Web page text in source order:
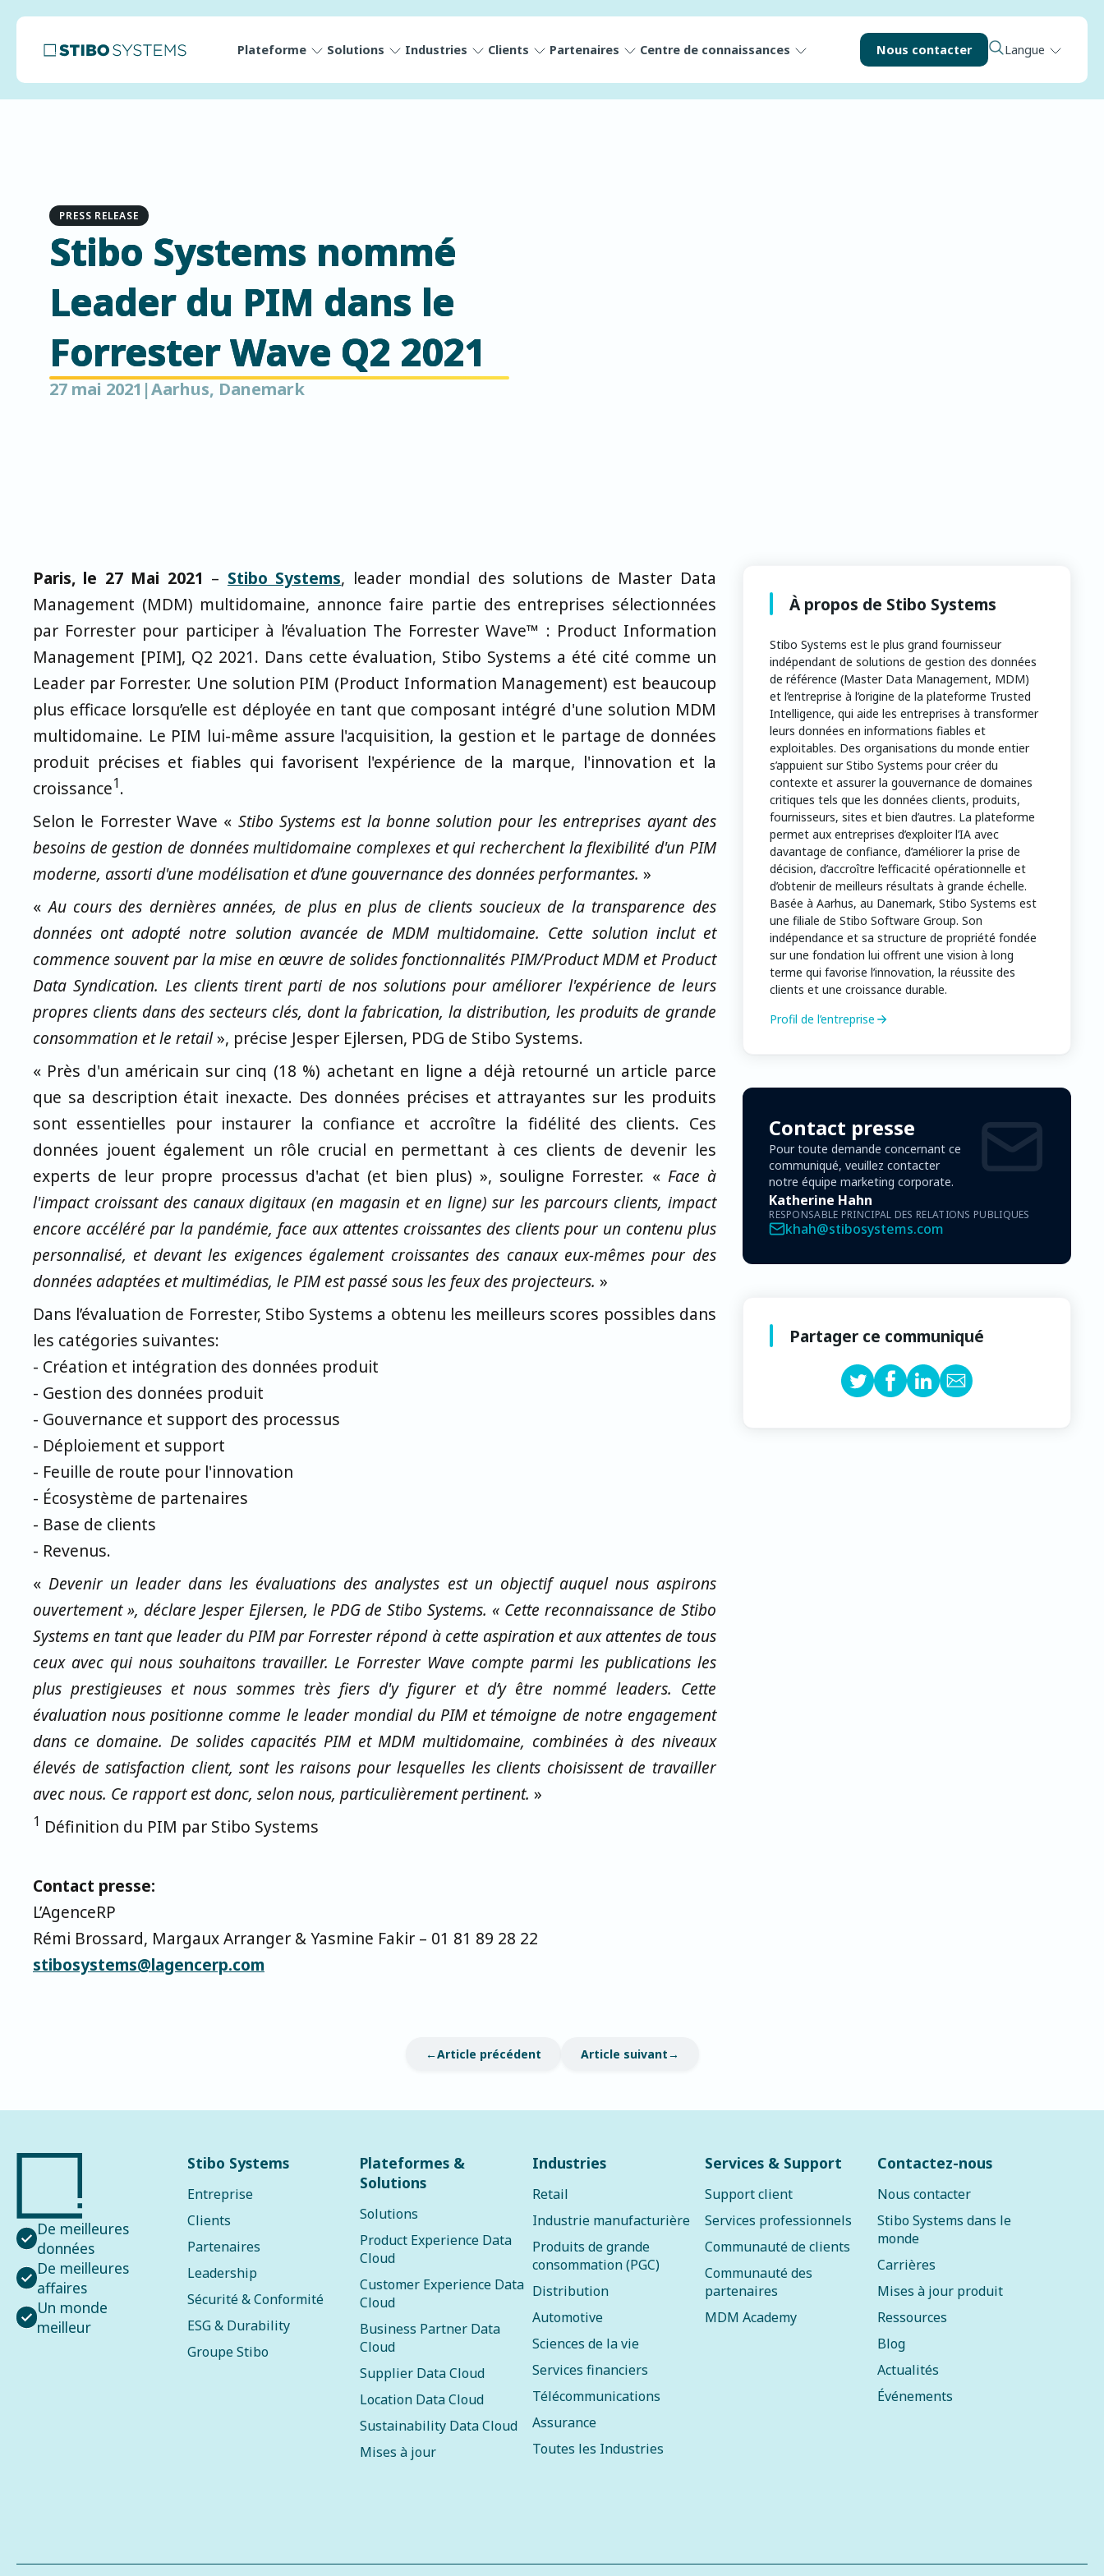
Plateforme Solutions Industries Clients Partenaires Centre de connaissances Nous contacter Langue
PRESS RELEASE
Stibo Systems nommé
Leader du PIM dans le
Forrester Wave Q2 2021
27 mai 2021 |Aarhus, Danemark
Paris, le 27 Mai 2021 – Stibo Systems, leader mondial des solutions de Master Data
Management (MDM) multidomaine, annonce faire partie des entreprises sélectionnées
par Forrester pour participer à l’évaluation The Forrester Wave™ : Product Information
Management [PIM], Q2 2021. Dans cette évaluation, Stibo Systems a été cité comme un
Leader par Forrester. Une solution PIM (Product Information Management) est beaucoup
plus efficace lorsqu’elle est déployée en tant que composant intégré d'une solution MDM
multidomaine. Le PIM lui-même assure l'acquisition, la gestion et le partage de données
produit précises et fiables qui favorisent l'expérience de la marque, l'innovation et la
croissance1.
Selon le Forrester Wave « Stibo Systems est la bonne solution pour les entreprises ayant des
besoins de gestion de données multidomaine complexes et qui recherchent la flexibilité d'un PIM
moderne, assorti d'une modélisation et d’une gouvernance des données performantes. »
«Au cours des dernières années, de plus en plus de clients soucieux de la transparence des
données ont adopté notre solution avancée de MDM multidomaine. Cette solution inclut et
commence souvent par la mise en œuvre de solides fonctionnalités PIM/Product MDM et Product
Data Syndication. Les clients tirent parti de nos solutions pour améliorer l'expérience de leurs
propres clients dans des secteurs clés, dont la fabrication, la distribution, les produits de grande
consommation et le retail», précise Jesper Ejlersen, PDG de Stibo Systems.
« Près d'un américain sur cinq (18 %) achetant en ligne a déjà retourné un article parce
que sa description était inexacte. Des données précises et attrayantes sur les produits
sont essentielles pour instaurer la confiance et accroître la fidélité des clients. Ces
données jouent également un rôle crucial en permettant à ces clients de devenir les
experts de leur propre processus d'achat (et bien plus) », souligne Forrester. « Face à
l'impact croissant des canaux digitaux (en magasin et en ligne) sur les parcours clients, impact
encore accéléré par la pandémie, face aux attentes croissantes des clients pour un contenu plus
personnalisé, et devant les exigences également croissantes des canaux eux-mêmes pour des
données adaptées et multimédias, le PIM est passé sous les feux des projecteurs. »
Dans l’évaluation de Forrester, Stibo Systems a obtenu les meilleurs scores possibles dans
les catégories suivantes:
- Création et intégration des données produit
- Gestion des données produit
- Gouvernance et support des processus
- Déploiement et support
- Feuille de route pour l'innovation
- Écosystème de partenaires
- Base de clients
- Revenus.
«Devenir un leader dans les évaluations des analystes est un objectif auquel nous aspirons
ouvertement », déclare Jesper Ejlersen, le PDG de Stibo Systems. « Cette reconnaissance de Stibo
Systems en tant que leader du PIM par Forrester répond à cette aspiration et aux attentes de tous
ceux avec qui nous souhaitons travailler. Le Forrester Wave compte parmi les publications les
plus prestigieuses et nous sommes très fiers d'y figurer et d’y être nommé leaders. Cette
évaluation nous positionne comme le leader mondial du PIM et témoigne de notre engagement
dans ce domaine. De solides capacités PIM et MDM multidomaine, combinées à des niveaux
élevés de satisfaction client, sont les raisons pour lesquelles les clients choisissent de travailler
avec nous. Ce rapport est donc, selon nous, particulièrement pertinent. »
1 Définition du PIM par Stibo Systems
Contact presse:
L’AgenceRP
Rémi Brossard, Margaux Arranger & Yasmine Fakir – 01 81 89 28 22
stibosystems@lagencerp.com
À propos de Stibo Systems
Stibo Systems est le plus grand fournisseur
indépendant de solutions de gestion des données
de référence (Master Data Management, MDM)
et l’entreprise à l’origine de la plateforme Trusted
Intelligence, qui aide les entreprises à transformer
leurs données en informations fiables et
exploitables. Des organisations du monde entier
s’appuient sur Stibo Systems pour créer du
contexte et assurer la gouvernance de domaines
critiques tels que les données clients, produits,
fournisseurs, sites et bien d’autres. La plateforme
permet aux entreprises d’exploiter l’IA avec
davantage de confiance, d’améliorer la prise de
décision, d’accroître l’efficacité opérationnelle et
d’obtenir de meilleurs résultats à grande échelle.
Basée à Aarhus, au Danemark, Stibo Systems est
une filiale de Stibo Software Group. Son
indépendance et sa structure de propriété fondée
sur une fondation lui offrent une vision à long
terme qui favorise l’innovation, la réussite des
clients et une croissance durable.
Profil de l’entreprise
Contact presse
Pour toute demande concernant ce
communiqué, veuillez contacter
notre équipe marketing corporate.
Katherine Hahn
RESPONSABLE PRINCIPAL DES RELATIONS PUBLIQUES
khah@stibosystems.com
Partager ce communiqué
Article précédent Article suivant
De meilleures
données
De meilleures
affaires
Un monde
meilleur
Stibo Systems
Entreprise
Clients
Partenaires
Leadership
Sécurité & Conformité
ESG & Durability
Groupe Stibo
Plateformes &
Solutions
Solutions
Product Experience Data
Cloud
Customer Experience Data
Cloud
Business Partner Data
Cloud
Supplier Data Cloud
Location Data Cloud
Sustainability Data Cloud
Mises à jour
Industries
Retail
Industrie manufacturière
Produits de grande
consommation (PGC)
Distribution
Automotive
Sciences de la vie
Services financiers
Télécommunications
Assurance
Toutes les Industries
Services & Support
Support client
Services professionnels
Communauté de clients
Communauté des
partenaires
MDM Academy
Contactez-nous
Nous contacter
Stibo Systems dans le
monde
Carrières
Mises à jour produit
Ressources
Blog
Actualités
Événements